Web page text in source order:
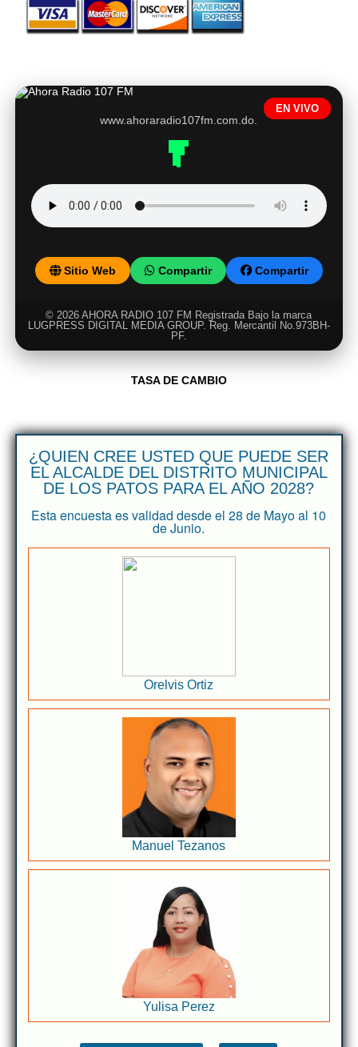
EN VIVO
www.ahoraradio107fm.com.do.
Sitio Web Compartir Compartir
© 2026 AHORA RADIO 107 FM Registrada Bajo la marca
LUGPRESS DIGITAL MEDIA GROUP. Reg. Mercantil No.973BH-
PF.
TASA DE CAMBIO
¿QUIEN CREE USTED QUE PUEDE SER
EL ALCALDE DEL DISTRITO MUNICIPAL
DE LOS PATOS PARA EL AÑO 2028?
Esta encuesta es validad desde el 28 de Mayo al 10
de Junio.
Orelvis Ortiz
Manuel Tezanos
Yulisa Perez